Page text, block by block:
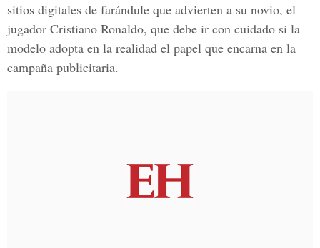
sitios digitales de farándule que advierten a su novio, el
jugador Cristiano Ronaldo, que debe ir con cuidado si la
modelo adopta en la realidad el papel que encarna en la
campaña publicitaria.